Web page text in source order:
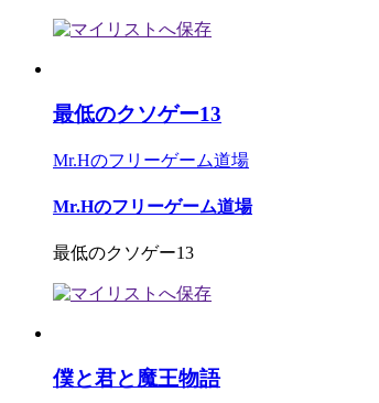
最低のクソゲー13
Mr.Hのフリーゲーム道場
Mr.Hのフリーゲーム道場
最低のクソゲー13
僕と君と魔王物語